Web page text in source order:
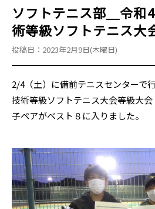
ソフトテニス部＿令和
術等級ソフトテニス大
投稿日：2023年2月9日(木曜日)
2/4（土）に備前テニスセンターで
技術等級ソフトテニス大会等級大
子ペアがベスト８に入りました。